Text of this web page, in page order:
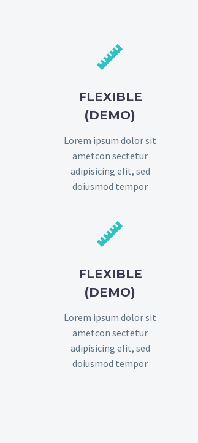


FLEXIBLE
(DEMO)
Lorem ipsum dolor sit
ametcon sectetur
adipisicing elit, sed
doiusmod tempor


FLEXIBLE
(DEMO)
Lorem ipsum dolor sit
ametcon sectetur
adipisicing elit, sed
doiusmod tempor